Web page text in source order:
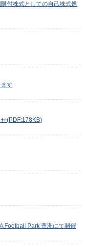
付株式としての自己株式処
す
(PDF:178KB)
Football Park 豊洲にて開催